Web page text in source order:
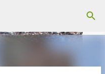
principal